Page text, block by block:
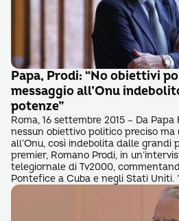
Papa, Prodi: “No obiettivi
messaggio all’Onu
potenze”
Roma, 16 settembre 2015 – Da
nessun obiettivo politico preciso ma
all’Onu, così indebolita dalle grandi
premier, Romano Prodi, in
telegiornale di Tv2000,
Pontefice a Cuba e negli Stati Uniti.